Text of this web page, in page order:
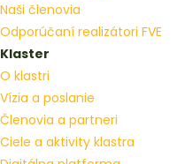
Naši členovia
Odporúčaní realizátori FVE
Klaster
O klastri
Vízia a poslanie
Členovia a partneri
Ciele a aktivity klastra